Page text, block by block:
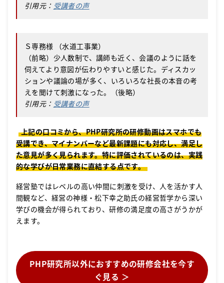
引用元： 受講者の声
Ｓ専務様 （水道工事業）
（前略）少人数制で、講師も近く、会議のように話を
伺えてより意図が伝わりやすいと感じた。ディスカッ
ションや議論の場が多く、いろいろな社長の本音の考
えを聞けて刺激になった。（後略）
引用元： 受講者の声
上記の口コミから、PHP研究所の研修動画はスマホでも
受講でき、マイナンバーなど最新課題にも対応し、満足し
た意見が多く見られます。特に評価されているのは、実践
的な学びが日常業務に直結する点です。
経営塾ではレベルの高い仲間に刺激を受け、人を活かす人
間観など、経営の神様・松下幸之助氏の経営哲学から深い
学びの機会が得られており、研修の満足度の高さがうかが
えます。
PHP研究所以外におすすめの研修会社を今す
ぐ見る ＞